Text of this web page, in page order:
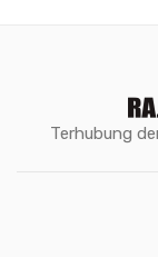
Terhubung